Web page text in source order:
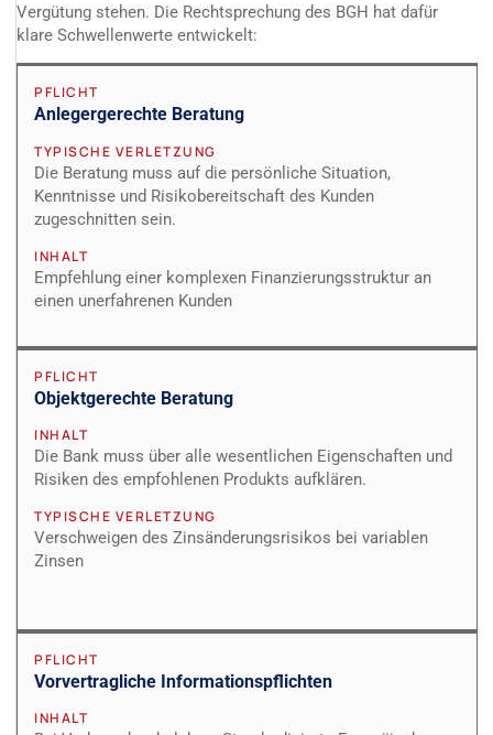
Vergütung stehen. Die Rechtsprechung des BGH hat dafür
klare Schwellenwerte entwickelt:
PFLICHT
Anlegergerechte Beratung
TYPISCHE VERLETZUNG
Die Beratung muss auf die persönliche Situation,
Kenntnisse und Risikobereitschaft des Kunden
zugeschnitten sein.
INHALT
Empfehlung einer komplexen Finanzierungsstruktur an
einen unerfahrenen Kunden
PFLICHT
Objektgerechte Beratung
INHALT
Die Bank muss über alle wesentlichen Eigenschaften und
Risiken des empfohlenen Produkts aufklären.
TYPISCHE VERLETZUNG
Verschweigen des Zinsänderungsrisikos bei variablen
Zinsen
PFLICHT
Vorvertragliche Informationspflichten
INHALT